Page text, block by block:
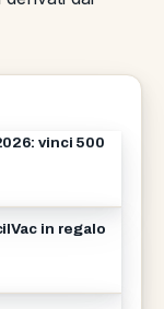
vinci 500
in regalo